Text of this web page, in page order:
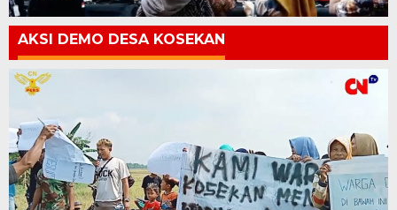
AKSI DEMO DESA KOSEKAN